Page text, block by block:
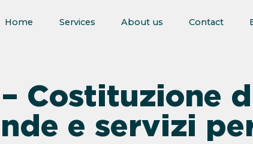
Home Services About us Contact
Costituzione
e servizi